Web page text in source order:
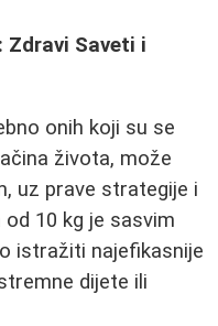
Zdravi Saveti i
onih koji su se
života, može
uz prave strategije i
10 kg je sasvim
istražiti najefikasnije
dijete ili